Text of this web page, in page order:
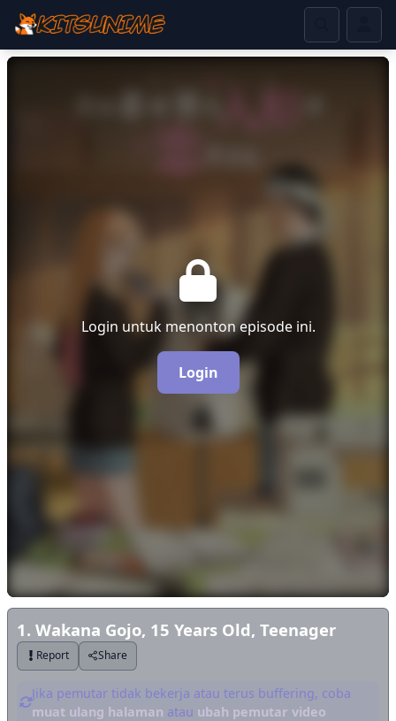
Login untuk menonton episode ini.
Login
1. Wakana Gojo, 15 Years Old, Teenager
Report Share
Jika pemutar tidak bekerja atau terus buffering, coba
muat ulang halaman atau ubah pemutar video